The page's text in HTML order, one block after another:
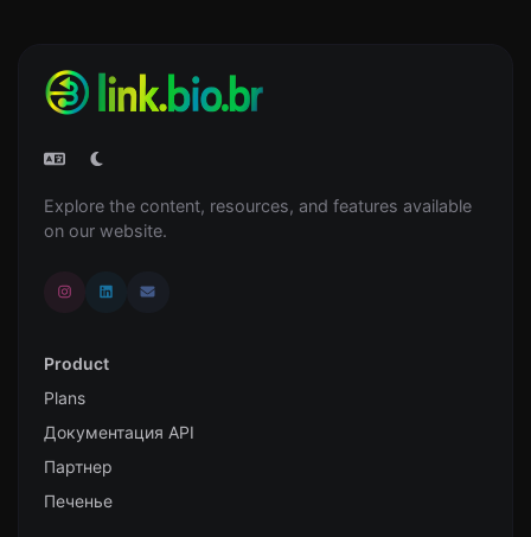
Explore the content, resources, and features available
on our website.
Product
Plans
Документация API
Партнер
Печенье